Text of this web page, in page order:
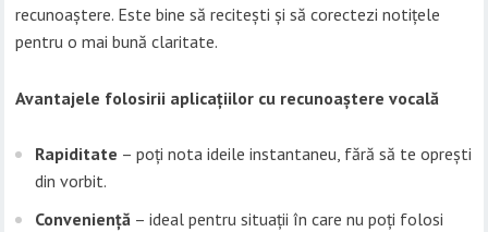
recunoaștere. Este bine să recitești și să corectezi notițele
pentru o mai bună claritate.
Avantajele folosirii aplicațiilor cu recunoaștere vocală
Rapiditate – poți nota ideile instantaneu, fără să te oprești
din vorbit.
Conveniență – ideal pentru situații în care nu poți folosi